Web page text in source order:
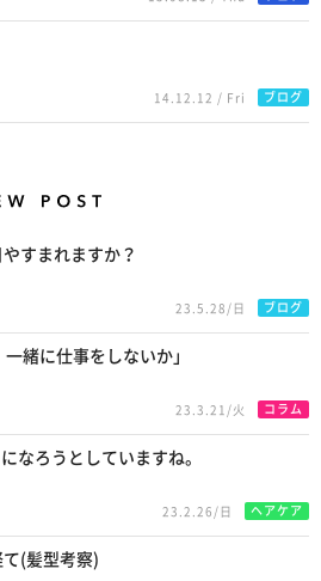
14.12.12 / Fri ブログ
すまれますか？
23.5.28/日 ブログ
一緒に仕事をしないか」
23.3.21/火 コラム
なろうとしていますね。
23.2.26/日 ヘアケア
(髪型考察)